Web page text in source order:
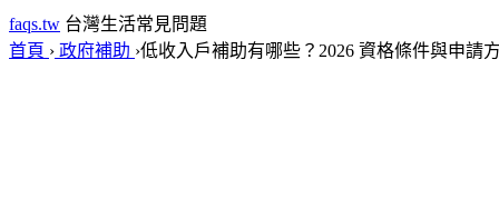
faqs.tw 台灣生活常見問題
首頁 › 政府補助 ›低收入戶補助有哪些？2026 資格條件與申請